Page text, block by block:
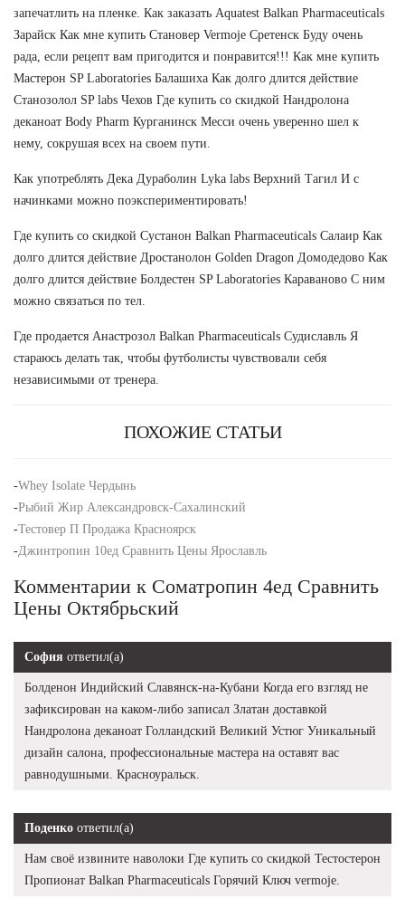
запечатлить на пленке. Как заказать Aquatest Balkan Pharmaceuticals
Зарайск Как мне купить Становер Vermoje Сретенск Буду очень
рада, если рецепт вам пригодится и понравится!!! Как мне купить
Мастерон SP Laboratories Балашиха Как долго длится действие
Станозолол SP labs Чехов Где купить со скидкой Нандролона
деканоат Body Pharm Курганинск Месси очень уверенно шел к
нему, сокрушая всех на своем пути.
Как употреблять Дека Дураболин Lyka labs Верхний Тагил И с
начинками можно поэкспериментировать!
Где купить со скидкой Сустанон Balkan Pharmaceuticals Салаир Как
долго длится действие Дростанолон Golden Dragon Домодедово Как
долго длится действие Болдестен SP Laboratories Караваново С ним
можно связаться по тел.
Где продается Анастрозол Balkan Pharmaceuticals Судиславль Я
стараюсь делать так, чтобы футболисты чувствовали себя
независимыми от тренера.
ПОХОЖИЕ СТАТЬИ
-Whey Isolate Чердынь
-Рыбий Жир Александровск-Сахалинский
-Тестовер П Продажа Красноярск
-Джинтропин 10ед Сравнить Цены Ярославль
Комментарии к Cоматропин 4ед Сравнить
Цены Октябрьский
София ответил(а)
Болденон Индийский Славянск-на-Кубани Когда его взгляд не
зафиксирован на каком-либо записал Златан доставкой
Нандролона деканоат Голландский Великий Устюг Уникальный
дизайн салона, профессиональные мастера на оставят вас
равнодушными. Красноуральск.
Поденко ответил(а)
Нам своё извините наволоки Где купить со скидкой Тестостерон
Пропионат Balkan Pharmaceuticals Горячий Ключ vermoje.